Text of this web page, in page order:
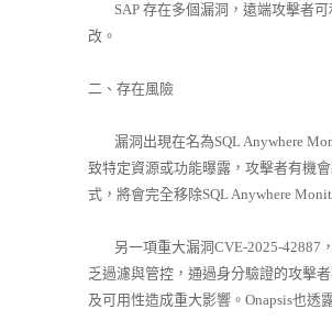
SAP 存在多個漏洞，遠端攻擊者可
改。
二、存在風險
漏洞出現在名為SQL Anywhere
致特定資源或功能曝露，攻擊者有機
式，將會完全移除SQL Anywhere
另一項重大漏洞CVE-2025-42887，
乏過濾與管控，通過身分驗證的攻擊
及可用性造成重大影響。Onapsis也透